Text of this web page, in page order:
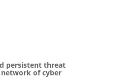
persistent threat
of cyber